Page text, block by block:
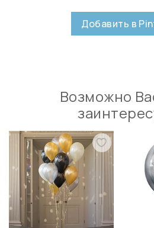
Добавить в
Возможно